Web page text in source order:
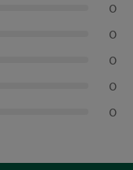
0
0
0
0
0